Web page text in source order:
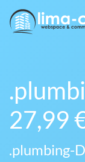
27,99
.plumbing-